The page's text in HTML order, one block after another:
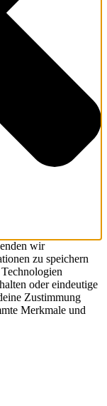
wir
zu speichern
oder eindeutige
Zustimmung
Merkmale und